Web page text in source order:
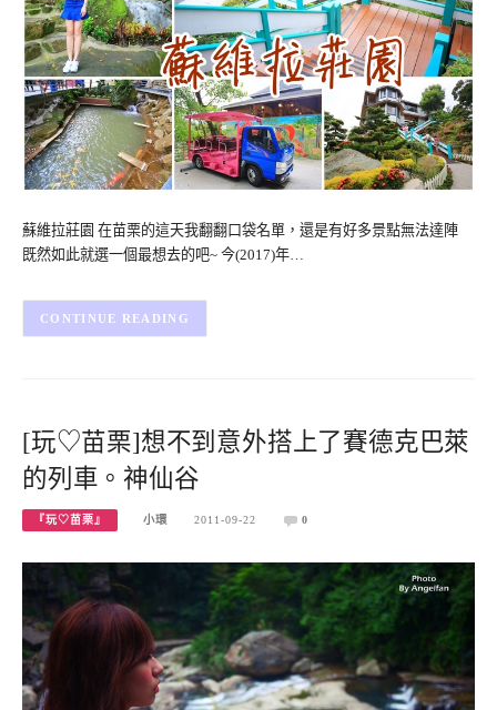
蘇維拉莊園 在苗栗的這天我翻翻口袋名單，還是有好多景點無法達陣
既然如此就選一個最想去的吧~ 今(2017)年…
CONTINUE READING
[玩♡苗栗]想不到意外搭上了賽德克巴萊
的列車。神仙谷
『玩♡苗栗』 小環 2011-09-22 0